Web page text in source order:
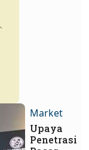
Market
Upaya
Penetrasi